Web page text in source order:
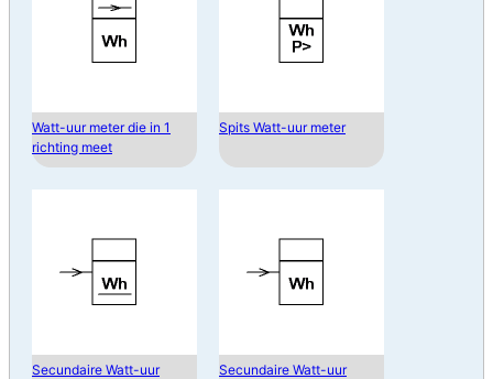
Watt-uur meter die in 1
richting meet
Spits Watt-uur meter
Secundaire Watt-uur
Secundaire Watt-uur